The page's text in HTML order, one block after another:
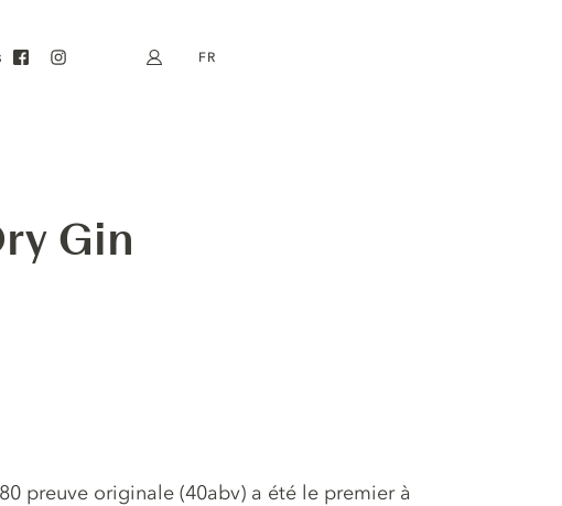
Mon compte
FR
Gin
preuve originale (40abv) a été le premier à